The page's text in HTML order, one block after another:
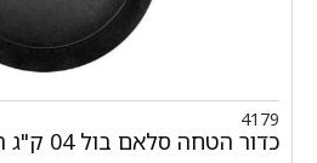
4179
כדור הטחה סלאם בול 04 ק"ג האתלט